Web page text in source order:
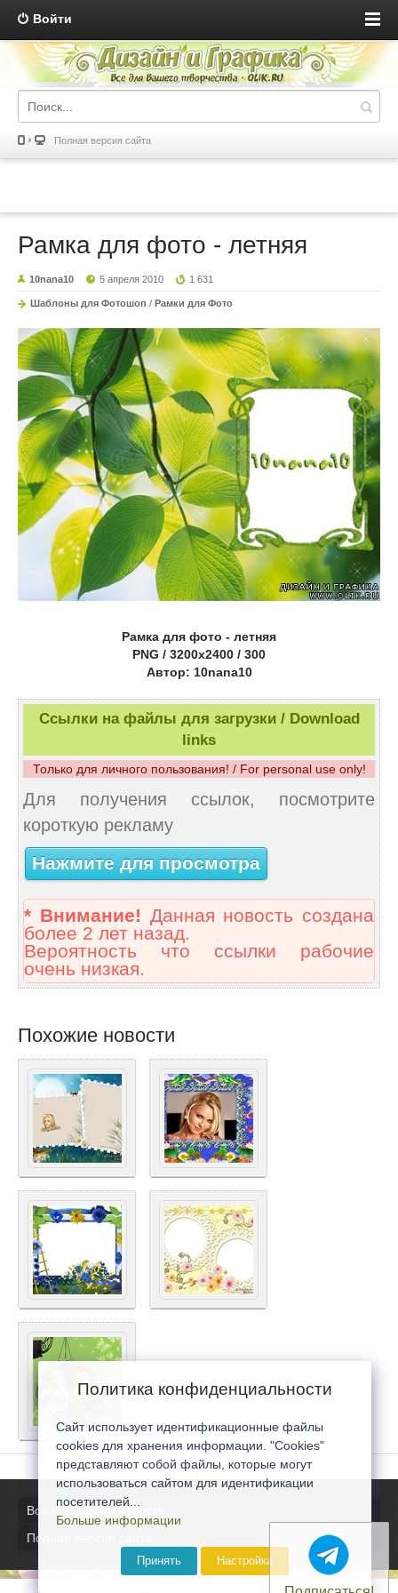
Войти
Полная версия сайта
Рамка для фото - летняя
10nana10 5 апреля 2010 1 631
Шаблоны для Фотошоп / Рамки для Фото
Рамка для фото - летняя
PNG / 3200x2400 / 300
Автор: 10nana10
Ссылки на файлы для загрузки / Download
links
Только для личного пользования! / For personal use only!
Для получения ссылок, посмотрите
короткую рекламу
Нажмите для просмотра
* Внимание! Данная новость создана
более 2 лет назад.
Вероятность что ссылки рабочие
очень низкая.
Похожие новости
Все последние новости
Полная версия сайта
Политика конфиденциальности
Сайт использует идентификационные файлы
cookies для хранения информации. "Cookies"
представляют собой файлы, которые могут
использоваться сайтом для идентификации
посетителей...
Больше информации
Принять Настройка